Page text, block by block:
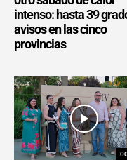
intenso: hasta 39
avisos en las cinco
provincias